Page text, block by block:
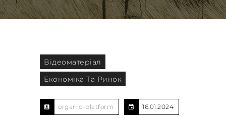
Відеоматеріал
Економіка Та Ринок
organic-platform 16.01.2024